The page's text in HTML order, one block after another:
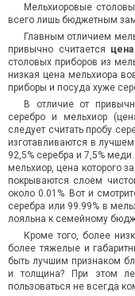
Мельхиоровые
всего лишь бюджетным
Главным отличием
привычно считается
столовых приборов из
низкая цена мельхиора
приборы и посуда хуже
В отличие от
серебро и мельхиор
следует считать пробу
изготавливаются в
92,5% серебра и 7,5%
мельхиор, цена которого
покрываются слоем
около 0.01%. Вот и
серебра или 99.99% в
лояльна к семейному
Кроме того, более
более тяжелые и
быть лучшим признаком
и толщина? При этом
пользоваться не всегда